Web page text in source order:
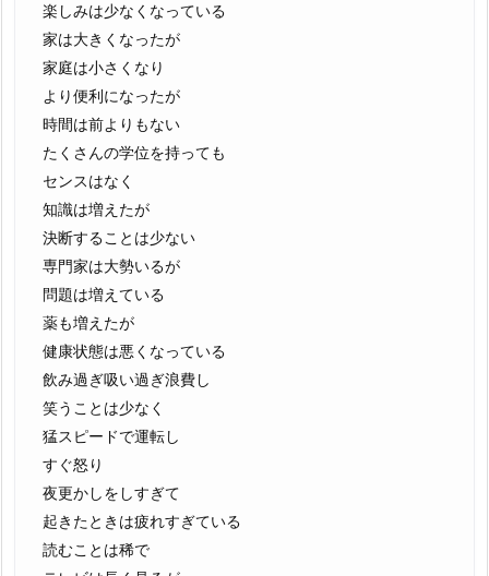
楽しみは少なくなっている
家は大きくなったが
家庭は小さくなり
より便利になったが
時間は前よりもない
たくさんの学位を持っても
センスはなく
知識は増えたが
決断することは少ない
専門家は大勢いるが
問題は増えている
薬も増えたが
健康状態は悪くなっている
飲み過ぎ吸い過ぎ浪費し
笑うことは少なく
猛スピードで運転し
すぐ怒り
夜更かしをしすぎて
起きたときは疲れすぎている
読むことは稀で